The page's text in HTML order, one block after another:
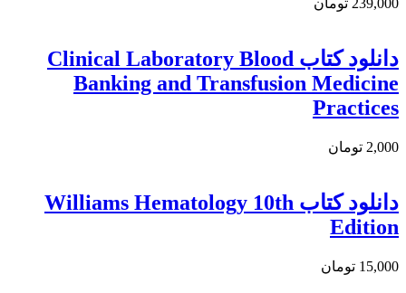
239,000 تومان
دانلود كتاب Clinical Laboratory Blood
Banking and Transfusion Medicine
Practices
2,000 تومان
دانلود کتاب Williams Hematology 10th
Edition
15,000 تومان